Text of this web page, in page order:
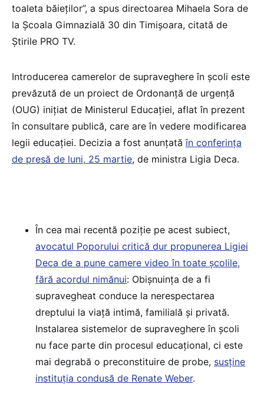
toaleta băieților”, a spus directoarea Mihaela Sora de
la Școala Gimnazială 30 din Timișoara, citată de
Știrile PRO TV.
Introducerea camerelor de supraveghere în școli este
prevăzută de un proiect de Ordonanță de urgență
(OUG) inițiat de Ministerul Educației, aflat în prezent
în consultare publică, care are în vedere modificarea
legii educației. Decizia a fost anunțatăîn conferința
de presă de luni, 25 martie, de ministra Ligia Deca.
În cea mai recentă poziție pe acest subiect,
avocatul Poporului critică dur propunerea Ligiei
Deca de a pune camere video în toate școlile,
fără acordul nimănui: Obișnuința de a fi
supravegheat conduce la nerespectarea
dreptului la viață intimă, familială și privată.
Instalarea sistemelor de supraveghere în școli
nu face parte din procesul educațional, ci este
mai degrabă o preconstituire de probe, susține
instituția condusă de Renate Weber.